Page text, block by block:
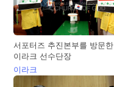
서포터즈 추진본부를 방문한
이라크 선수단장
이라크